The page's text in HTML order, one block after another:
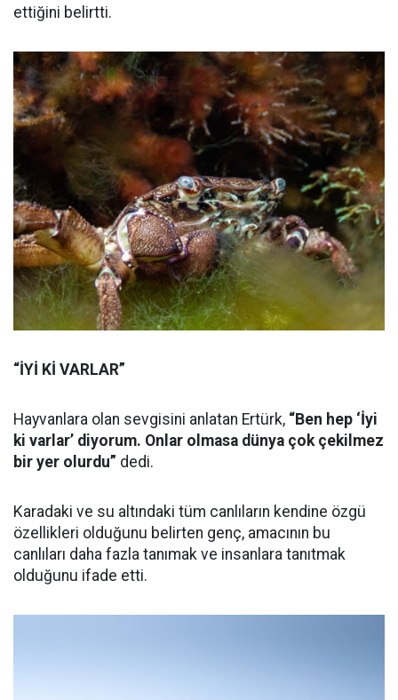
ettiğini belirtti.
“İYİ Kİ VARLAR”
Hayvanlara olan sevgisini anlatan Ertürk, “Ben hep ‘İyi
ki varlar’ diyorum. Onlar olmasa dünya çok çekilmez
bir yer olurdu” dedi.
Karadaki ve su altındaki tüm canlıların kendine özgü
özellikleri olduğunu belirten genç, amacının bu
canlıları daha fazla tanımak ve insanlara tanıtmak
olduğunu ifade etti.